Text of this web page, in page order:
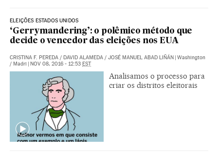
ELEIÇÕES ESTADOS UNIDOS
‘Gerrymandering’: o polêmico método que
decide o vencedor das eleições nos EUA
CRISTINA F. PEREDA / DAVID ALAMEDA / JOSÉ MANUEL ABAD LIÑÁN | Washington
/ Madri | NOV 08, 2016 - 12:53 EST
Analisamos o processo para
criar os distritos eleitorais